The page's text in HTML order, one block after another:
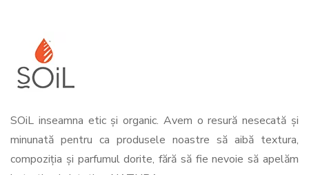
SOiL inseamna etic și organic. Avem o resură nesecată și
minunată pentru ca produsele noastre să aibă textura,
compoziția și parfumul dorite, fără să fie nevoie să apelăm